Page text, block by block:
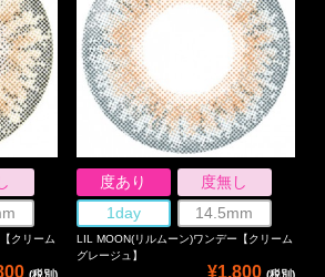
クリーム
(税別)
度あり
度無し
1day
14.5mm
LIL MOON(リルムーン)ワンデー【クリーム
グレージュ】
¥1,800 (税別)